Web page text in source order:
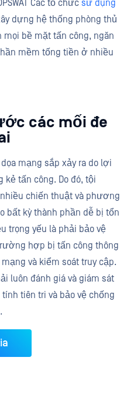
Các tổ chức sử dụng
dựng hệ thống phòng thủ
mọi bề mặt tấn công, ngăn
mềm tống tiền ở nhiều
các mối đe
mạng sắp xảy ra do lợi
tấn công. Do đó, tội
chiến thuật và phương
bất kỳ thành phần dễ bị tổn
trọng yếu là phải bảo vệ
hợp bị tấn công thông
và kiểm soát truy cập.
luôn đánh giá và giám sát
tiên tri và bảo vệ chống